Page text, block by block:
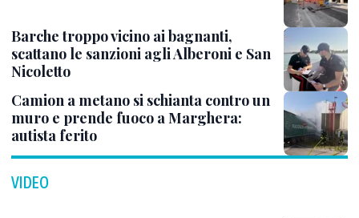
Barche troppo vicino ai bagnanti,
scattano le sanzioni agli Alberoni e San
Nicoletto
Camion a metano si schianta contro un
muro e prende fuoco a Marghera:
autista ferito
VIDEO